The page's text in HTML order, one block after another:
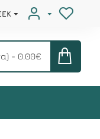
- 0.00€